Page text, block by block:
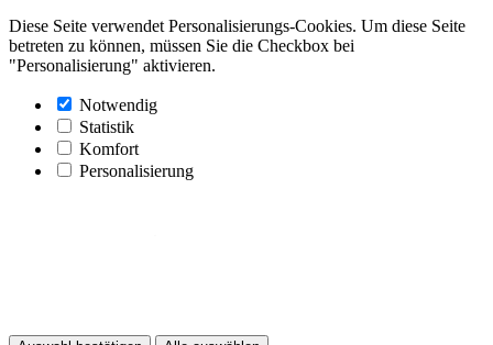
Diese Seite verwendet Personalisierungs-Cookies. Um diese Seite
betreten zu können, müssen Sie die Checkbox bei
"Personalisierung" aktivieren.
Notwendig
Statistik
Komfort
Personalisierung